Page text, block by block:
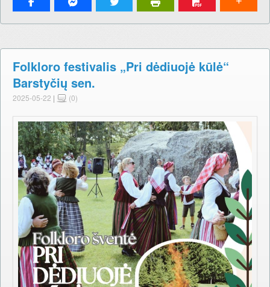
Folkloro festivalis „Pri dėdiuojė kūlė“
Barstyčių sen.
2025-05-22 | (0)